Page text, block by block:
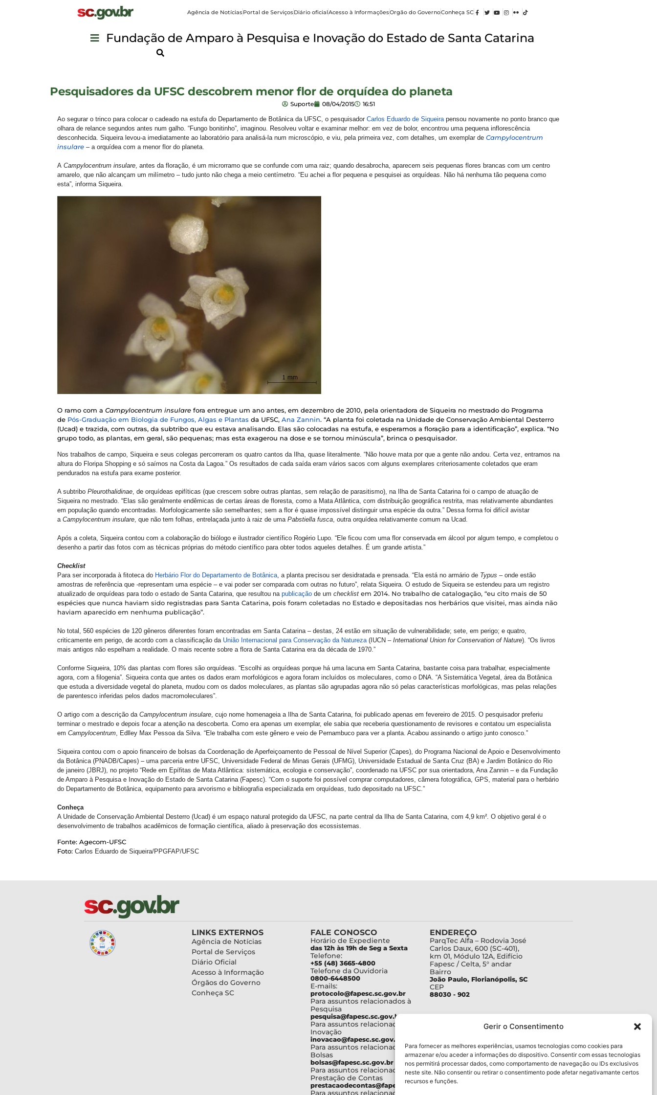
Gerir o Consentimento
Para fornecer as melhores experiências, usamos tecnologias como cookies para
armazenar e/ou aceder a informações do dispositivo. Consentir com essas tecnologias
nos permitirá processar dados, como comportamento de navegação ou IDs exclusivos
neste site. Não consentir ou retirar o consentimento pode afetar negativamante certos
recursos e funções.
Agência de NotíciasPortal de ServiçosDiário oficialAcesso à InformaçõesOrgão do GovernoConheça SC
Fundação de Amparo à Pesquisa e Inovação do Estado de Santa Catarina
Pesquisadores da UFSC descobrem menor flor de orquídea do planeta
Suporte 08/04/2015 16:51
Ao segurar o trinco para colocar o cadeado na estufa do Departamento de Botânica da UFSC, o pesquisador Carlos Eduardo de Siqueirapensou novamente no ponto branco que
olhara de relance segundos antes num galho. “Fungo bonitinho”, imaginou. Resolveu voltar e examinar melhor: em vez de bolor, encontrou uma pequena inflorescência
desconhecida. Siqueira levou-a imediatamente ao laboratório para analisá-la num microscópio, e viu, pela primeira vez, com detalhes, um exemplar de Campylocentrum
insulare – a orquídea com a menor flor do planeta.
A Campylocentrum insulare, antes da floração, é um microrramo que se confunde com uma raiz; quando desabrocha, aparecem seis pequenas flores brancas com um centro
amarelo, que não alcançam um milímetro – tudo junto não chega a meio centímetro. “Eu achei a flor pequena e pesquisei as orquídeas. Não há nenhuma tão pequena como
esta”, informa Siqueira.
O ramo com a Campylocentrum insulare fora entregue um ano antes, em dezembro de 2010, pela orientadora de Siqueira no mestrado do Programa
de Pós-Graduação em Biologia de Fungos, Algas e Plantas da UFSC, Ana Zannin. “A planta foi coletada na Unidade de Conservação Ambiental Desterro
(Ucad) e trazida, com outras, da subtribo que eu estava analisando. Elas são colocadas na estufa, e esperamos a floração para a identificação”, explica. “No
grupo todo, as plantas, em geral, são pequenas; mas esta exagerou na dose e se tornou minúscula”, brinca o pesquisador.
Nos trabalhos de campo, Siqueira e seus colegas percorreram os quatro cantos da Ilha, quase literalmente. “Não houve mata por que a gente não andou. Certa vez, entramos na
altura do Floripa Shopping e só saímos na Costa da Lagoa.” Os resultados de cada saída eram vários sacos com alguns exemplares criteriosamente coletados que eram
pendurados na estufa para exame posterior.
A subtribo Pleurothalidinae , de orquídeas epifíticas (que crescem sobre outras plantas, sem relação de parasitismo), na Ilha de Santa Catarina foi o campo de atuação de
Siqueira no mestrado. “Elas são geralmente endêmicas de certas áreas de floresta, como a Mata Atlântica, com distribuição geográfica restrita, mas relativamente abundantes
em população quando encontradas. Morfologicamente são semelhantes; sem a flor é quase impossível distinguir uma espécie da outra.” Dessa forma foi difícil avistar
a Campylocentrum insulare , que não tem folhas, entrelaçada junto à raiz de uma Pabstiella fusca , outra orquídea relativamente comum na Ucad.
Após a coleta, Siqueira contou com a colaboração do biólogo e ilustrador científico Rogério Lupo. “Ele ficou com uma flor conservada em álcool por algum tempo, e completou o
desenho a partir das fotos com as técnicas próprias do método científico para obter todos aqueles detalhes. É um grande artista.”
Checklist
Para ser incorporada à fitoteca do Herbário Flor do Departamento de Botânica , a planta precisou ser desidratada e prensada. “Ela está no armário de Typus – onde estão
amostras de referência que -representam uma espécie – e vai poder ser comparada com outras no futuro”, relata Siqueira. O estudo de Siqueira se estendeu para um registro
atualizado de orquídeas para todo o estado de Santa Catarina, que resultou na publicação de um checklist em 2014. No trabalho de catalogação, “eu cito mais de 50
espécies que nunca haviam sido registradas para Santa Catarina, pois foram coletadas no Estado e depositadas nos herbários que visitei, mas ainda não
haviam aparecido em nenhuma publicação”.
No total, 560 espécies de 120 gêneros diferentes foram encontradas em Santa Catarina – destas, 24 estão em situação de vulnerabilidade; sete, em perigo; e quatro,
criticamente em perigo, de acordo com a classificação da União Internacional para Conservação da Natureza (IUCN – International Union for Conservation of Nature). “Os livros
mais antigos não espelham a realidade. O mais recente sobre a flora de Santa Catarina era da década de 1970.”
Conforme Siqueira, 10% das plantas com flores são orquídeas. “Escolhi as orquídeas porque há uma lacuna em Santa Catarina, bastante coisa para trabalhar, especialmente
agora, com a filogenia”. Siqueira conta que antes os dados eram morfológicos e agora foram incluídos os moleculares, como o DNA. “A Sistemática Vegetal, área da Botânica
que estuda a diversidade vegetal do planeta, mudou com os dados moleculares, as plantas são agrupadas agora não só pelas características morfológicas, mas pelas relações
de parentesco inferidas pelos dados macromoleculares”.
O artigo com a descrição da Campylocentrum insulare , cujo nome homenageia a Ilha de Santa Catarina, foi publicado apenas em fevereiro de 2015. O pesquisador preferiu
terminar o mestrado e depois focar a atenção na descoberta. Como era apenas um exemplar, ele sabia que receberia questionamento de revisores e contatou um especialista
em Campylocentrum , Edlley Max Pessoa da Silva. “Ele trabalha com este gênero e veio de Pernambuco para ver a planta. Acabou assinando o artigo junto conosco.”
Siqueira contou com o apoio financeiro de bolsas da Coordenação de Aperfeiçoamento de Pessoal de Nível Superior (Capes), do Programa Nacional de Apoio e Desenvolvimento
da Botânica (PNADB/Capes) – uma parceria entre UFSC, Universidade Federal de Minas Gerais (UFMG), Universidade Estadual de Santa Cruz (BA) e Jardim Botânico do Rio
de janeiro (JBRJ), no projeto “Rede em Epífitas de Mata Atlântica: sistemática, ecologia e conservação”, coordenado na UFSC por sua orientadora, Ana Zannin – e da Fundação
de Amparo à Pesquisa e Inovação do Estado de Santa Catarina (Fapesc). “Com o suporte foi possível comprar computadores, câmera fotográfica, GPS, material para o herbário
do Departamento de Botânica, equipamento para arvorismo e bibliografia especializada em orquídeas, tudo depositado na UFSC.”
Conheça
A Unidade de Conservação Ambiental Desterro (Ucad) é um espaço natural protegido da UFSC, na parte central da Ilha de Santa Catarina, com 4,9 km². O objetivo geral é o
desenvolvimento de trabalhos acadêmicos de formação científica, aliado à preservação dos ecossistemas.
Fonte: Agecom-UFSC
Foto: Carlos Eduardo de Siqueira/PPGFAP/UFSC
LINKS EXTERNOS
Agência de Notícias
Portal de Serviços
Diário Oficial
Acesso à Informação
Órgãos do Governo
Conheça SC
FALE CONOSCO
Horário de Expediente
das 12h às 19h de Seg a Sexta
Telefone:
+55 (48) 3665-4800
Telefone da Ouvidoria
0800-6448500
E-mails:
protocolo@fapesc.sc.gov.br
Para assuntos relacionados à
Pesquisa
pesquisa@fapesc.sc.gov.br
Para assuntos relacionados à
Inovação
inovacao@fapesc.sc.gov.br
Para assuntos relacionados à
Bolsas
bolsas@fapesc.sc.gov.br
Para assuntos relacionados à
Prestação de Contas
prestacaodecontas@fapesc.sc.gov.br
Para assuntos relacionados à
ENDEREÇO
ParqTec Alfa – Rodovia José
Carlos Daux, 600 (SC-401),
km 01, Módulo 12A, Edifício
Fapesc / Celta, 5° andar
Bairro
João Paulo, Florianópolis, SC
CEP
88030 - 902